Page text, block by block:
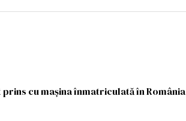
cu mașina înmatriculată în